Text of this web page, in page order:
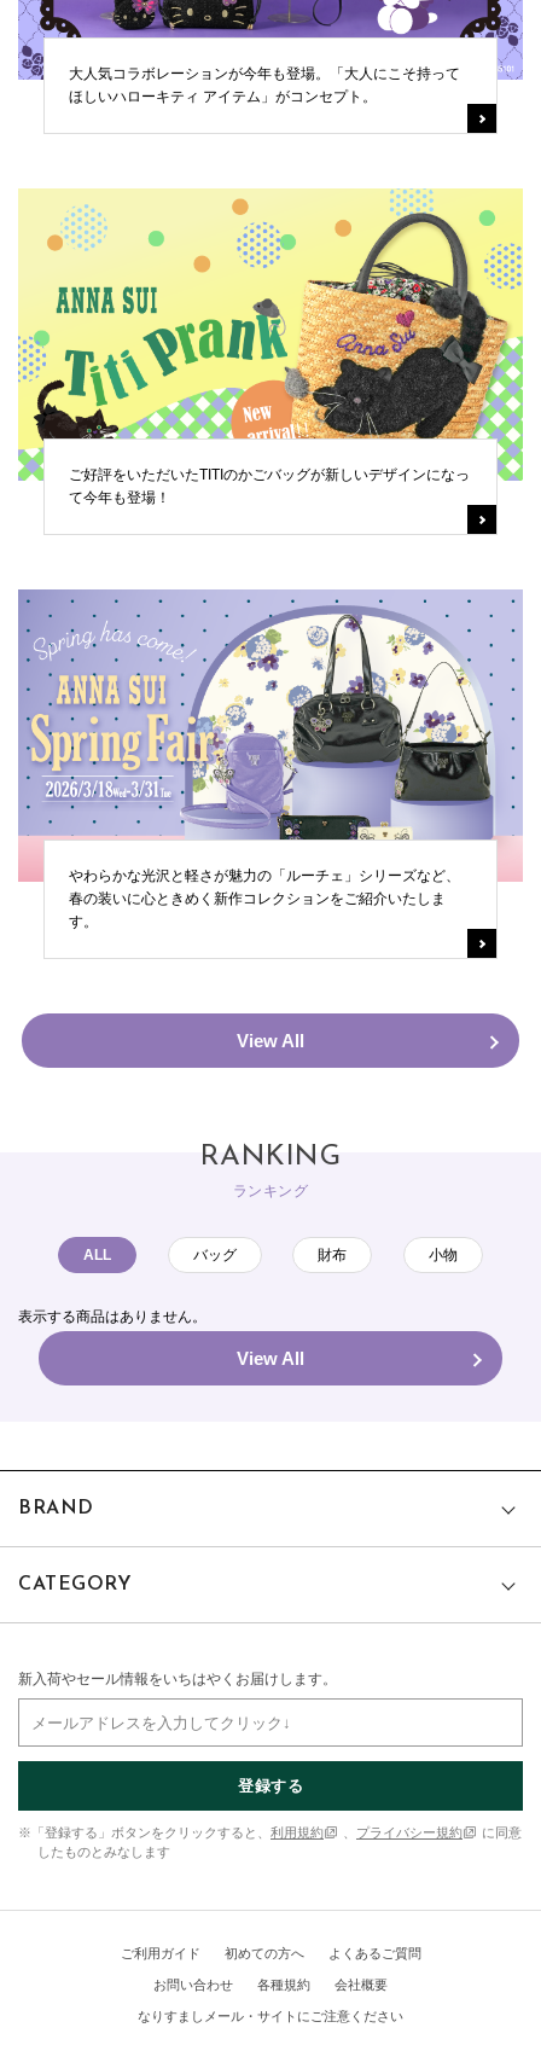
大人気コラボレーションが今年も登場。「大人にこそ持って
ほしいハローキティ アイテム」がコンセプト。​
ご好評をいただいたTITIのかごバッグが新しいデザインになっ
て今年も登場！
やわらかな光沢と軽さが魅力の「ルーチェ」シリーズなど、
春の装いに心ときめく新作コレクションをご紹介いたしま
す。
View All
RANKING
ランキング
ALL バッグ 財布 小物
表示する商品はありません。
View All
BRAND
CATEGORY
新入荷やセール情報をいちはやくお届けします。
登録する
※「登録する」ボタンをクリックすると、 利用規約 プライバシー規約
に同意
したものとみなします
ご利用ガイド 初めての方へ よくあるご質問
お問い合わせ 各種規約 会社概要
なりすましメール・サイトにご注意ください